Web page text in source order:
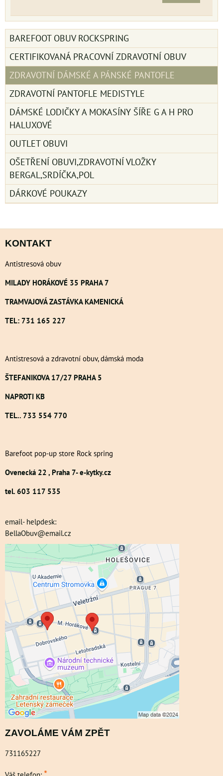
BAREFOOT OBUV ROCKSPRING
CERTIFIKOVANÁ PRACOVNÍ ZDRAVOTNÍ OBUV
ZDRAVOTNÍ DÁMSKÉ A PÁNSKÉ PANTOFLE
ZDRAVOTNÍ PANTOFLE MEDISTYLE
DÁMSKÉ LODIČKY A MOKASÍNY ŠÍŘE G A H PRO
HALUXOVÉ
OUTLET OBUVI
OŠETŘENÍ OBUVI,ZDRAVOTNÍ VLOŽKY
BERGAL,SRDÍČKA,POL
DÁRKOVÉ POUKAZY
KONTAKT
Antistresová obuv
MILADY HORÁKOVÉ 35 PRAHA 7
TRAMVAJOVÁ ZASTÁVKA KAMENICKÁ
TEL: 731 165 227
Antistresová a zdravotní obuv, dámská moda
ŠTEFANIKOVA 17/27 PRAHA 5
NAPROTI KB
TEL.. 733 554 770
Barefoot pop-up store Rock spring
Ovenecká 22 , Praha 7- e-kytky.cz
tel. 603 117 535
email- helpdesk:
BellaObuv@email.cz
Externí obsah je blokován Volbami
soukromí
Přejete si načíst externí obsah?
Povolit a zapamatovat - souhlas s druhem
cookie: Funkční
ZAVOLÁME VÁM ZPĚT
731165227